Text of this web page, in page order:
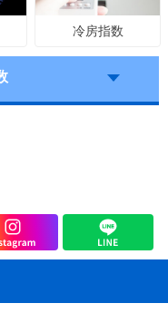
冷房指数